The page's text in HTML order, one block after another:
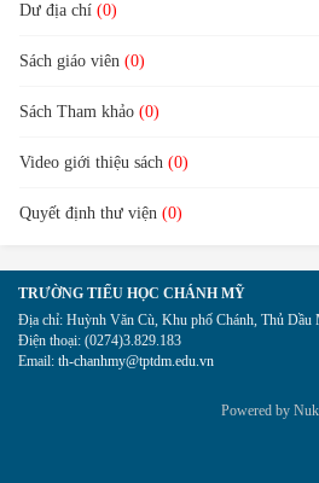
Dư địa chí (0)
Sách giáo viên (0)
Sách Tham khảo (0)
Video giới thiệu sách (0)
Quyết định thư viện (0)
TRƯỜNG TIỂU HỌC CHÁNH MỸ
Địa chỉ: Huỳnh Văn Cù, Khu phố Chánh, Thủ
Điện thoại: (0274)3.829.183
Email: th-chanhmy@tptdm.edu.vn
Powered by